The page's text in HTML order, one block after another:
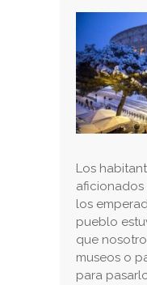
Los
aficionados
los
pueblo
que
museos o
para